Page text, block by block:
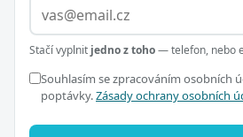
Stačí vyplnit jedno z toho— telefon, nebo
Souhlasím se zpracováním osobních
poptávky.Zásady ochrany osobních